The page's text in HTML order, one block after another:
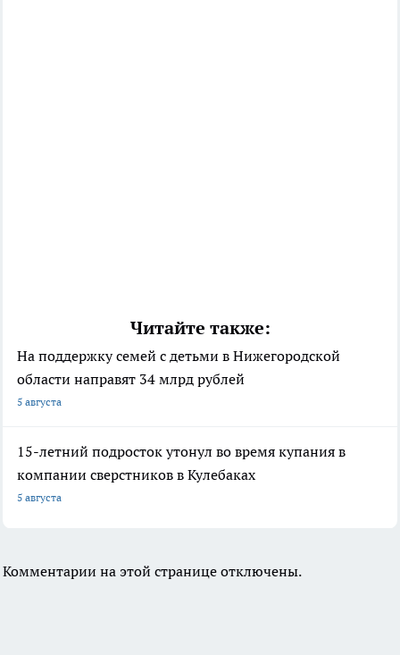
Читайте также:
На поддержку семей с детьми в Нижегородской
области направят 34 млрд рублей
5 августа
15-летний подросток утонул во время купания в
компании сверстников в Кулебаках
5 августа
Комментарии на этой странице отключены.